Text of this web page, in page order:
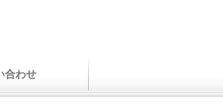
合わせ